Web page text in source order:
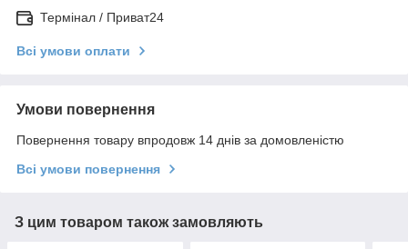
Термінал / Приват24
Всі умови оплати
Умови повернення
Повернення товару впродовж 14 днів за домовленістю
Всі умови повернення
З цим товаром також замовляють